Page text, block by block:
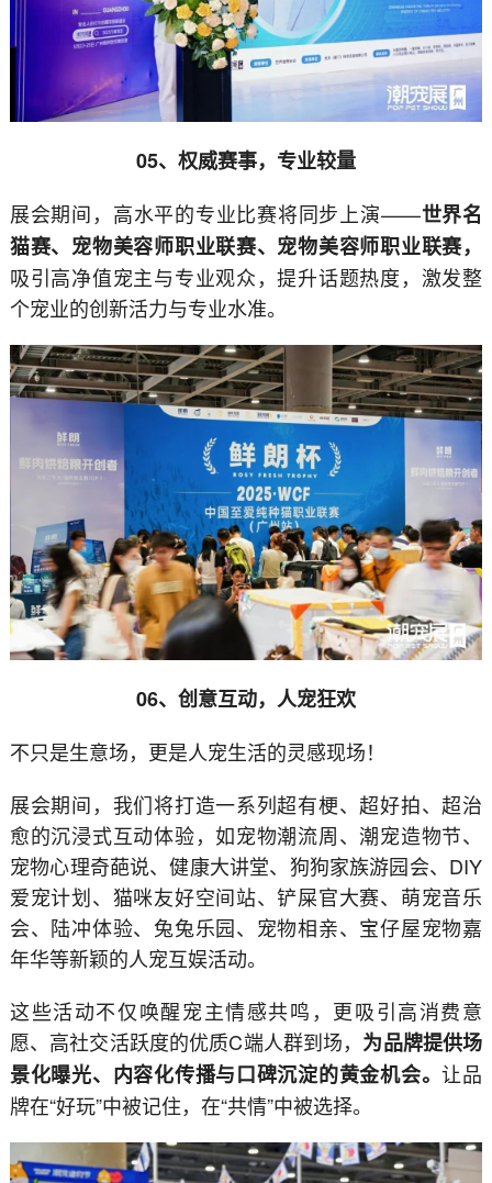
05、权威赛事，专业较量
展会期间，高水平的专业比赛将同步上演——世界名
猫赛、宠物美容师职业联赛、宠物美容师职业联赛，
吸引高净值宠主与专业观众，提升话题热度，激发整
个宠业的创新活力与专业水准。
06、创意互动，人宠狂欢
不只是生意场，更是人宠生活的灵感现场！
展会期间，我们将打造一系列超有梗、超好拍、超治
愈的沉浸式互动体验，如宠物潮流周、潮宠造物节、
宠物心理奇葩说、健康大讲堂、狗狗家族游园会、DIY
爱宠计划、猫咪友好空间站、铲屎官大赛、萌宠音乐
会、陆冲体验、兔兔乐园、宠物相亲、宝仔屋宠物嘉
年华等新颖的人宠互娱活动。
这些活动不仅唤醒宠主情感共鸣，更吸引高消费意
愿、高社交活跃度的优质C端人群到场， 为品牌提供场
景化曝光、内容化传播与口碑沉淀的黄金机会。让品
牌在“好玩”中被记住，在“共情”中被选择。